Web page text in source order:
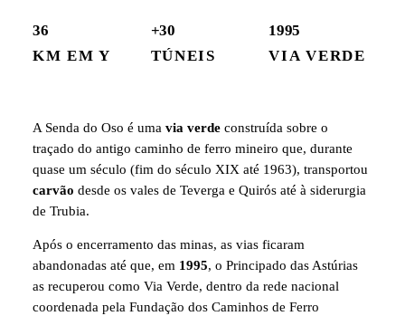
36
KM EM Y
+30
TÚNEIS
1995
VIA VERDE
A Senda do Oso é uma via verde construída sobre o
traçado do antigo caminho de ferro mineiro que, durante
quase um século (fim do século XIX até 1963), transportou
carvão desde os vales de Teverga e Quirós até à siderurgia
de Trubia.
Após o encerramento das minas, as vias ficaram
abandonadas até que, em 1995, o Principado das Astúrias
as recuperou como Via Verde, dentro da rede nacional
coordenada pela Fundação dos Caminhos de Ferro